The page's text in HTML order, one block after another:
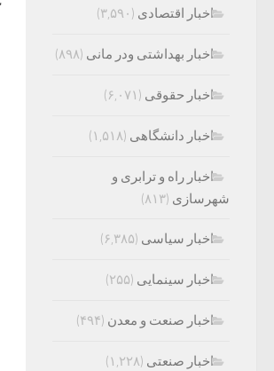
اخبار اقتصادی (۳,۵۹۰)
اخبار بهداشتی ودر مانی (۸۹۸)
اخبار حقوقی (۶,۰۷۱)
اخبار دانشگاهی (۱,۵۱۸)
اخبار راه و ترابری و
شهرسازی (۸۱۳)
اخبار سیاسی (۶,۳۸۵)
اخبار سینمایی (۲۵۵)
اخبار صنعت و معدن (۴۹۴)
اخبار صنعتی (۱,۲۲۸)